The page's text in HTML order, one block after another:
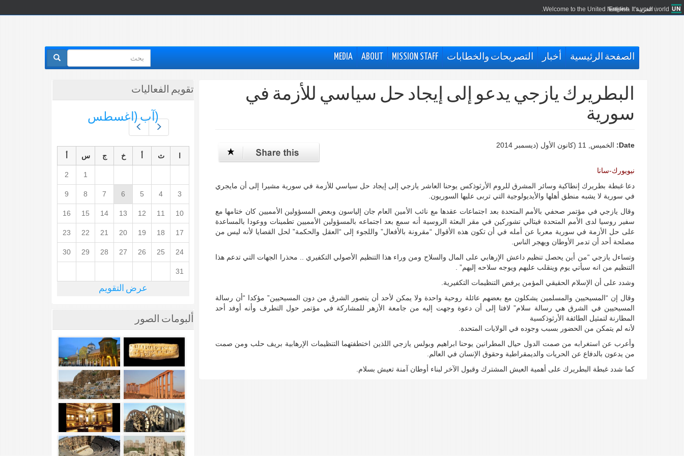
Welcome to the United Nations. It's your world.
العربية English
الصفحة الرئيسية أخبار التصريحات والخطابات MISSION STAFF
ABOUT
MEDIA
استمارة
البحث
البطريرك يازجي يدعو إلى إيجاد حل سياسي للأزمة في
سورية
Date: الخميس, 11 (كانون اﻷول (ديسمبر 2014
نيويورك-سانا
دعا غبطة بطريرك إنطاكية وسائر المشرق للروم الأرثوذكس يوحنا العاشر يازجي إلى إيجاد حل سياسي للأزمة في سورية مشيرا إلى أن مايجري
في سورية لا يشبه منطق أهلها والأيديولوجية التي تربى عليها السوريون.
وقال يازجي في مؤتمر صحفي بالأمم المتحدة بعد اجتماعات عقدها مع نائب الأمين العام جان إلياسون وبعض المسؤولين الأمميين كان ختامها مع
سفير روسيا لدى الأمم المتحدة فيتالي تشوركين في مقر البعثة الروسية أنه سمع بعد اجتماعه بالمسؤولين الأمميين تطمينات ووعودا بالمساعدة
على حل الأزمة في سورية معربا عن أمله في أن تكون هذه الأقوال “مقرونة بالأفعال” واللجوء إلى “العقل والحكمة” لحل القضايا لأنه ليس من
مصلحة أحد أن تدمر الأوطان ويهجر الناس.
وتساءل يازجي “من أين يحصل تنظيم داعش الإرهابي على المال والسلاح ومن وراء هذا التنظيم الأصولي التكفيري .. محذرا الجهات التي تدعم هذا
التنظيم من انه سيأتي يوم وينقلب عليهم ويوجه سلاحه إليهم” .
وشدد على أن الإسلام الحقيقي المؤمن يرفض التنظيمات التكفيرية.
وقال إن “المسيحيين والمسلمين يشكلون مع بعضهم عائلة روحية واحدة ولا يمكن لأحد أن يتصور الشرق من دون المسيحيين” مؤكدا “أن رسالة
المسيحيين في الشرق هي رسالة سلام” لافتا إلى أن دعوة وجهت إليه من جامعة الأزهر للمشاركة في مؤتمر حول التطرف وأنه أوفد أحد
المطارنة لتمثيل الطائفة الأرثوذكسية
لأنه لم يتمكن من الحضور بسبب وجوده في الولايات المتحدة.
وأعرب عن استغرابه من صمت الدول حيال المطرانين يوحنا ابراهيم وبولس يازجي اللذين اختطفتهما التنظيمات الإرهابية بريف حلب ومن صمت
من يدعون بالدفاع عن الحريات والديمقراطية وحقوق الإنسان في العالم.
كما شدد غبطة البطريرك على أهمية العيش المشترك وقبول الآخر لبناء أوطان آمنة تعيش بسلام.
تقويم الفعاليات
(آب (اغسطس
ث خ ج س
1
2
3
4
5
6
7
8
9
10
11
12
13
14
15
16
17
18
19
20
21
22
23
24
25
26
27
28
29
30
31
عرض التقويم
ألبومات الصور